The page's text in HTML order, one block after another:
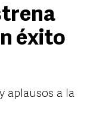
éxito
aplausos a la